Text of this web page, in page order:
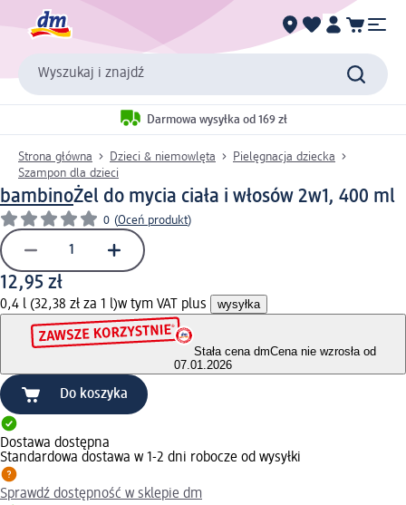
Wyszukaj i znajdź
Darmowa wysyłka od 169 zł
Strona główna Dzieci & niemowlęta
Pielęgnacja dziecka
Szampon dla dzieci
bambinoŻel do mycia ciała i włosów 2w1, 400 ml
0 (Oceń produkt)
12,95 zł
0,4 l (32,38 zł za 1 l)w tym VAT plus wysyłka
Stała cena dmCena nie wzrosła od
07.01.2026
Do koszyka
Dostawa dostępna
Standardowa dostawa w 1-2 dni robocze od wysyłki
Sprawdź dostępność w sklepie dm